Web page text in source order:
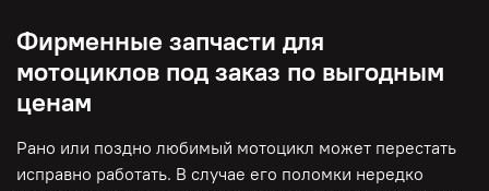
Фирменные запчасти для
мотоциклов под заказ по выгодным
ценам
Рано или поздно любимый мотоцикл может перестать
исправно работать. В случае его поломки нередко